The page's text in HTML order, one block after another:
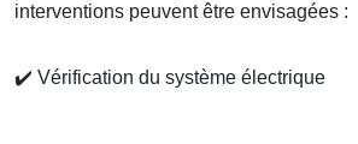
interventions peuvent être envisagées :
✔️ Vérification du système électrique